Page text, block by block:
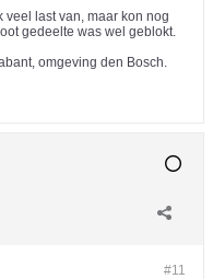
veel last van, maar kon nog
gedeelte was wel geblokt.
omgeving den Bosch.
#11